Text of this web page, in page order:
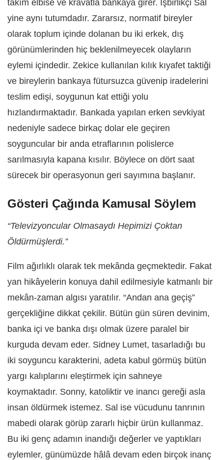
takım elbise ve kravatla bankaya girer. İşbirlikçi Sal
yine aynı tutumdadır. Zararsız, normatif bireyler
olarak toplum içinde dolanan bu iki erkek, dış
görünümlerinden hiç beklenilmeyecek olayların
eylemi içindedir. Zekice kullanılan kılık kıyafet taktiği
ve bireylerin bankaya fütursuzca güvenip iradelerini
teslim edişi, soygunun kat ettiği yolu
hızlandırmaktadır. Bankada yapılan erken sevkiyat
nedeniyle sadece birkaç dolar ele geçiren
soyguncular bir anda etraflarının polislerce
sarılmasıyla kapana kısılır. Böylece on dört saat
sürecek bir operasyonun geri sayımına başlanır.
Gösteri Çağında Kamusal Söylem
“Televizyoncular Olmasaydı Hepimizi Çoktan
Öldürmüşlerdi.”
Film ağırlıklı olarak tek mekânda geçmektedir. Fakat
yan hikâyelerin konuya dahil edilmesiyle katmanlı bir
mekân-zaman algısı yaratılır. “Andan ana geçiş”
gerçekliğine dikkat çekilir. Bütün gün süren devinim,
banka içi ve banka dışı olmak üzere paralel bir
kurguda devam eder. Sidney Lumet, tasarladığı bu
iki soyguncu karakterini, adeta kabul görmüş bütün
yargı kalıplarını eleştirmek için sahneye
koymaktadır. Sonny, katoliktir ve inancı gereği asla
insan öldürmek istemez. Sal ise vücudunu tanrının
mabedi olarak görüp zararlı hiçbir ürün kullanmaz.
Bu iki genç adamın inandığı değerler ve yaptıkları
eylemler, günümüzde hâlâ devam eden birçok inanç